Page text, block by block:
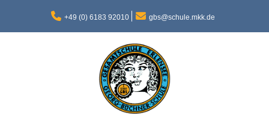
content
+49 (0) 6183 92010 gbs@schule.mkk.de